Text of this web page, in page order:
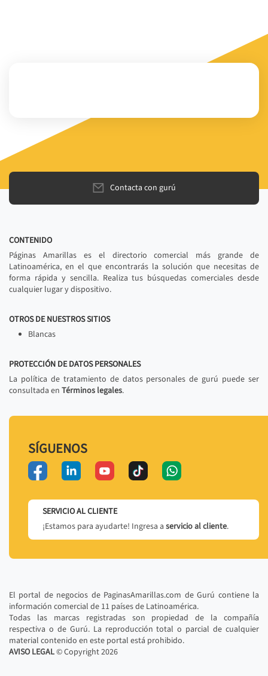
Contacta con gurú
CONTENIDO
Páginas Amarillas es el directorio comercial más grande de
Latinoamérica, en el que encontrarás la solución que necesitas de
forma rápida y sencilla. Realiza tus búsquedas comerciales desde
cualquier lugar y dispositivo.
OTROS DE NUESTROS SITIOS
Blancas
PROTECCIÓN DE DATOS PERSONALES
La política de tratamiento de datos personales de gurú puede ser
consultada en Términos legales.
SÍGUENOS
SERVICIO AL CLIENTE
¡Estamos para ayudarte! Ingresa a servicio al cliente.
El portal de negocios de PaginasAmarillas.com de Gurú contiene la
información comercial de 11 países de Latinoamérica.
Todas las marcas registradas son propiedad de la compañía
respectiva o de Gurú. La reproducción total o parcial de cualquier
material contenido en este portal está prohibido.
AVISO LEGAL© Copyright2026